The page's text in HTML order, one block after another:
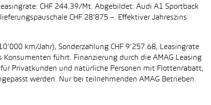
CHF 244.39/Mt. Abgebildet: Audi A1 Sportback
CHF 28’875.–. Effektiver Jahreszins
km/Jahr), Sonderzahlung CHF 9’257.68, Leasingrate
führt. Finanzierung durch die AMAG Leasing
Privatkunden und natürliche Personen mit Flottenrabatt,
werden. Nur bei teilnehmenden AMAG Betrieben.